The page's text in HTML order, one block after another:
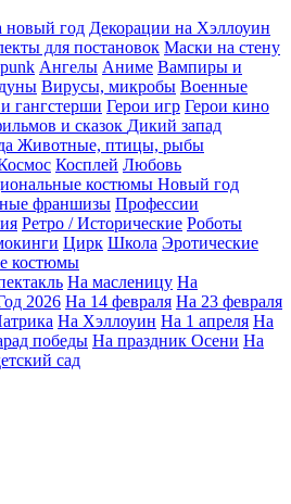
новый год Декорации на Хэллоуин
для постановок Маски на стену
Ангелы Аниме Вампиры и
Вирусы, микробы Военные
гангстерши Герои игр Герои кино
и сказок Дикий запад
Животные, птицы, рыбы
Косплей Любовь
костюмы Новый год
франшизы Профессии
Ретро / Исторические Роботы
Цирк Школа Эротические
костюмы
На масленицу На
2026 На 14 февраля На 23 февраля
На Хэллоуин На 1 апреля На
победы На праздник Осени На
сад